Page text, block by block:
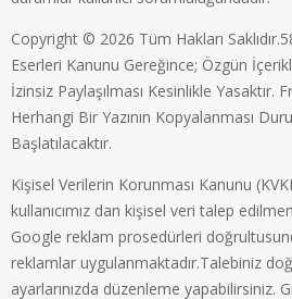
Copyright © 2026 Tüm Hakları
Eserleri Kanunu Gereğince; Özgün
İzinsiz Paylaşılması Kesinlikle Yasaktır.
Herhangi Bir Yazının Kopyalanması
Başlatılacaktır.
Kişisel Verilerin Korunması Kanunu
kullanıcımız dan kişisel veri talep
Google reklam prosedürleri
reklamlar uygulanmaktadır.Talebiniz
ayarlarınızda düzenleme yapabilirsiniz.